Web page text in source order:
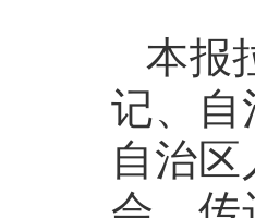
本报
记、自
自治